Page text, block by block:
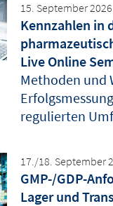
15. September 2026
Kennzahlen in
Live Online
Methoden und
regulierten
17./18. September
GMP-/GDP-
Lager und